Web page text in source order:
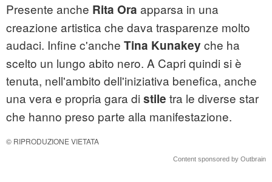
Presente anche Rita Ora apparsa in una
creazione artistica che dava trasparenze molto
audaci. Infine c'anche Tina Kunakey che ha
scelto un lungo abito nero. A Capri quindi si è
tenuta, nell'ambito dell'iniziativa benefica, anche
una vera e propria gara di stile tra le diverse star
che hanno preso parte alla manifestazione.
© RIPRODUZIONE VIETATA
Content sponsored by Outbrain